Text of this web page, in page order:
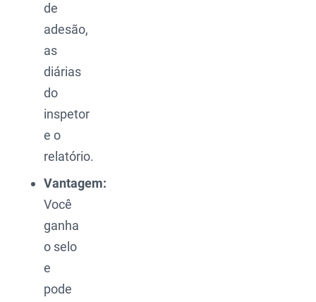
de
adesão,
as
diárias
do
inspetor
e o
relatório.
Vantagem:
Você
ganha
o selo
e
pode